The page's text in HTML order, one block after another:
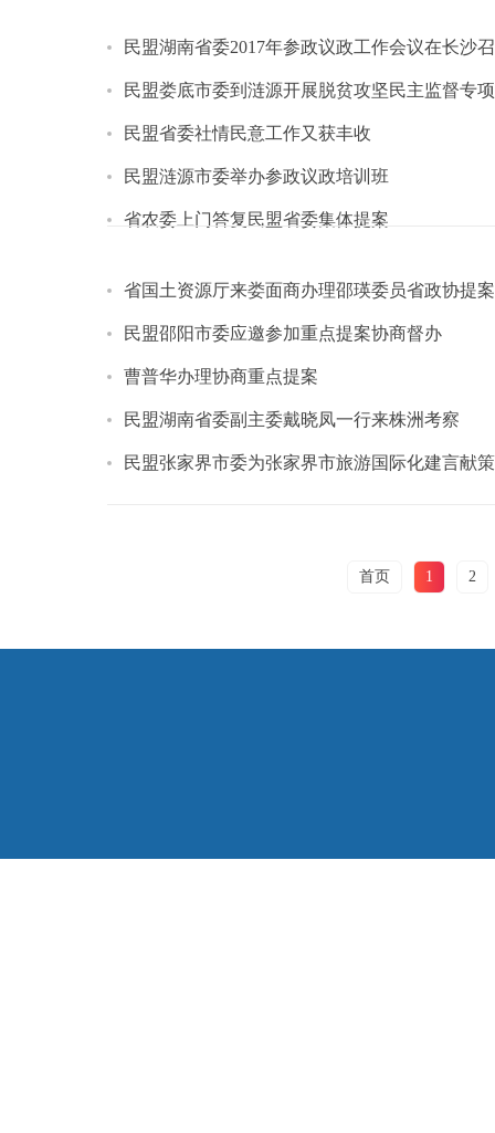
民盟湖南省委2017年参政议政工作会议在长沙
民盟娄底市委到涟源开展脱贫攻坚民主监督专
民盟省委社情民意工作又获丰收
民盟涟源市委举办参政议政培训班
省农委上门答复民盟省委集体提案
省国土资源厅来娄面商办理邵瑛委员省政协提案
民盟邵阳市委应邀参加重点提案协商督办
曹普华办理协商重点提案
民盟湖南省委副主委戴晓凤一行来株洲考察
民盟张家界市委为张家界市旅游国际化建言献策
首页 1 2